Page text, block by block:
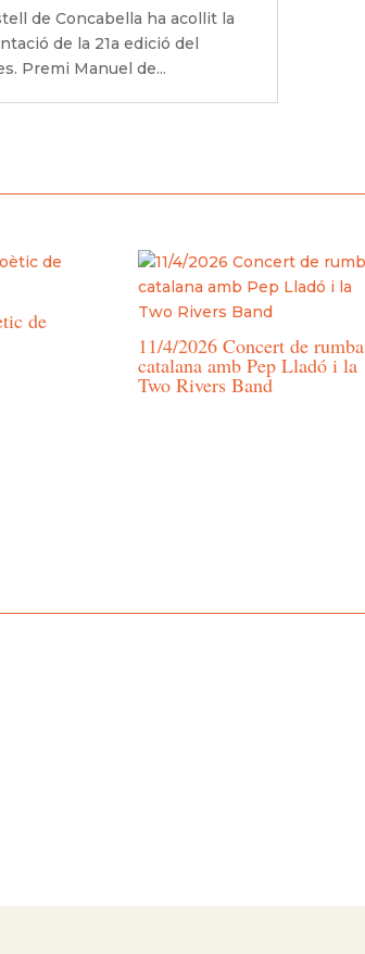
de Concabella ha acollit la
de la 21a edició del
Premi Manuel de...
de
11/4/2026 Concert de rumba
catalana amb Pep Lladó i la
Two Rivers Band